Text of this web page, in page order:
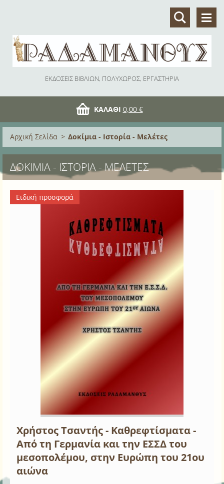
ΕΚΔΟΣΕΙΣ ΒΙΒΛΙΩΝ, ΠΟΛΥΧΩΡΟΣ, ΕΡΓΑΣΤΗΡΙΑ
ΚΑΛΆΘΙ 0,00 €
Αρχική Σελίδα > Δοκίμια - Ιστορία - Μελέτες
ΔΟΚΊΜΙΑ - ΙΣΤΟΡΊΑ - ΜΕΛΈΤΕΣ
Χρήστος Τσαντής - Καθρεφτίσματα -
Από τη Γερμανία και την ΕΣΣΔ του
μεσοπολέμου, στην Ευρώπη του 21ου
αιώνα
Ειδική προσφορά